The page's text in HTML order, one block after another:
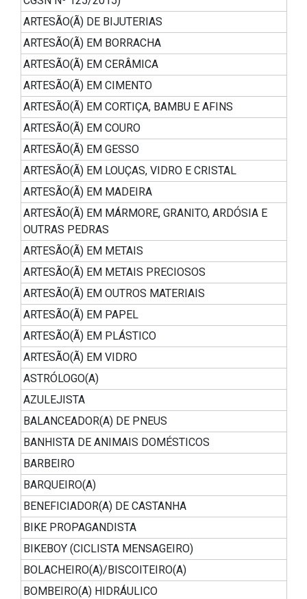
ARTESÃO(Ã) DE BIJUTERIAS
ARTESÃO(Ã) EM BORRACHA
ARTESÃO(Ã) EM CERÂMICA
ARTESÃO(Ã) EM CIMENTO
ARTESÃO(Ã) EM CORTIÇA, BAMBU E AFINS
ARTESÃO(Ã) EM COURO
ARTESÃO(Ã) EM GESSO
ARTESÃO(Ã) EM LOUÇAS, VIDRO E CRISTAL
ARTESÃO(Ã) EM MADEIRA
ARTESÃO(Ã) EM MÁRMORE, GRANITO, ARDÓSIA E
OUTRAS PEDRAS
ARTESÃO(Ã) EM METAIS
ARTESÃO(Ã) EM METAIS PRECIOSOS
ARTESÃO(Ã) EM OUTROS MATERIAIS
ARTESÃO(Ã) EM PAPEL
ARTESÃO(Ã) EM PLÁSTICO
ARTESÃO(Ã) EM VIDRO
ASTRÓLOGO(A)
AZULEJISTA
BALANCEADOR(A) DE PNEUS
BANHISTA DE ANIMAIS DOMÉSTICOS
BARBEIRO
BARQUEIRO(A)
BENEFICIADOR(A) DE CASTANHA
BIKE PROPAGANDISTA
BIKEBOY (CICLISTA MENSAGEIRO)
BOLACHEIRO(A)/BISCOITEIRO(A)
BOMBEIRO(A) HIDRÁULICO